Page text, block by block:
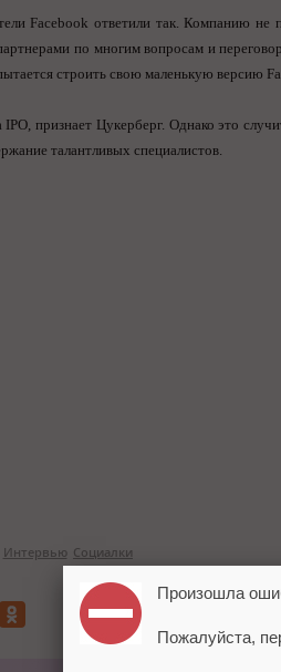
Facebook ответили так. Компанию
по многим вопросам и
строить свою маленькую версию
признает Цукерберг. Однако это
талантливых специалистов.
Интервью Социалки
Произошла
Пожалуйста,